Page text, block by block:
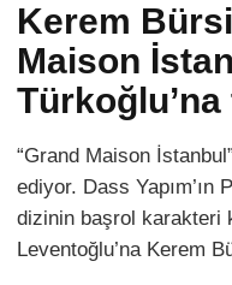
Kerem
Maison
“Grand Maison
ediyor. Dass Yapım’ın
dizinin başrol karakteri
Leventoğlu’na Kerem